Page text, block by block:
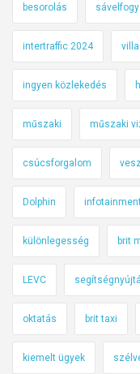
besorolás
intertraffic 2024
ingyen közlekedés
műszaki műszaki
csúcsforgalom
Dolphin
különlegesség brit
LEVC
oktatás brit taxi
kiemelt ügyek